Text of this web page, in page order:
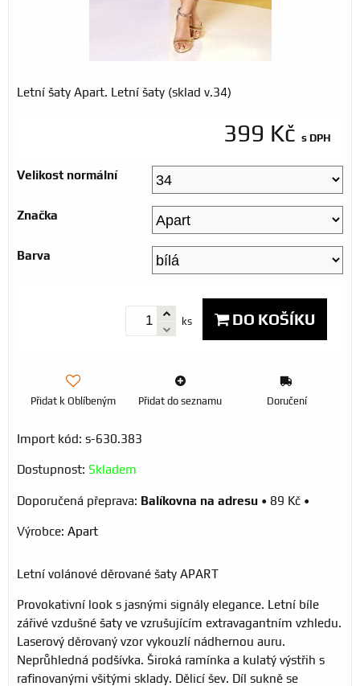
Letní šaty Apart. Letní šaty (sklad v.34)
399 Kč s DPH
Velikost normální
Značka
Barva
ks DO KOŠÍKU
Přidat k Oblíbeným Přidat do seznamu Doručení
Import kód: s-630.383
Dostupnost: Skladem
Balíkovna na adresu • 89 Kč •
Výrobce: Apart
Letní volánové děrované šaty APART
Provokativní look s jasnými signály elegance. Letní bíle
zářivé vzdušné šaty ve vzrušujícím extravagantním vzhledu.
Laserový děrovaný vzor vykouzlí nádhernou auru.
Neprůhledná podšívka. Široká ramínka a kulatý výstřih s
rafinovanými všitými sklady. Dělicí šev. Díl sukně se